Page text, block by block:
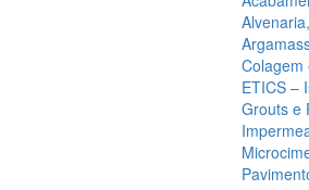
Colagem
ETICS –
Grouts e